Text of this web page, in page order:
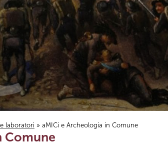
laboratori » aMICi e Archeologia in Comune
Comune